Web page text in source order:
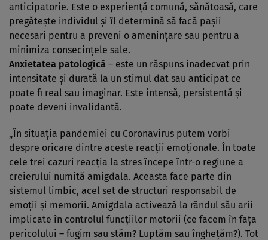
anticipatorie. Este o experienţă comună, sănătoasă, care
pregăteşte individul şi îl determină să facă paşii
necesari pentru a preveni o ameninţare sau pentru a
minimiza consecinţele sale.
Anxietatea patologică – este un răspuns inadecvat prin
intensitate şi durată la un stimul dat sau anticipat ce
poate fi real sau imaginar. Este intensă, persistentă şi
poate deveni invalidantă.
„În situaţia pandemiei cu Coronavirus putem vorbi
despre oricare dintre aceste reacţii emoţionale. În toate
cele trei cazuri reacţia la stres începe într-o regiune a
creierului numită amigdala. Aceasta face parte din
sistemul limbic, acel set de structuri responsabil de
emoţii şi memorii. Amigdala activează la rândul său arii
implicate în controlul funcţiilor motorii (ce facem în faţa
pericolului – fugim sau stăm? Luptăm sau îngheţăm?). Tot